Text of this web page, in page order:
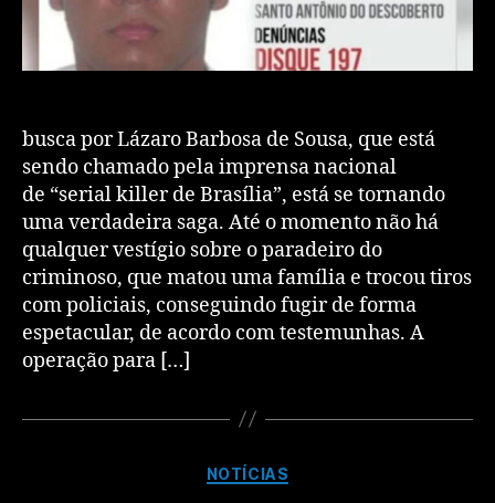
busca por Lázaro Barbosa de Sousa, que está
sendo chamado pela imprensa nacional
de “serial killer de Brasília”, está se tornando
uma verdadeira saga. Até o momento não há
qualquer vestígio sobre o paradeiro do
criminoso, que matou uma família e trocou tiros
com policiais, conseguindo fugir de forma
espetacular, de acordo com testemunhas. A
operação para […]
NOTÍCIAS